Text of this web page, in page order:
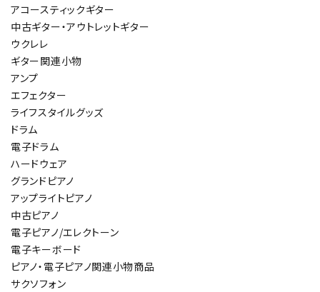
アコースティックギター
中古ギター・アウトレットギター
ウクレレ
ギター関連小物
アンプ
エフェクター
ライフスタイルグッズ
ドラム
電子ドラム
ハードウェア
グランドピアノ
アップライトピアノ
中古ピアノ
電子ピアノ/エレクトーン
電子キーボード
ピアノ・電子ピアノ関連小物商品
サクソフォン